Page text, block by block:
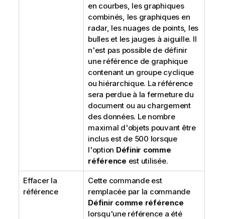
en courbes, les graphiques
combinés, les graphiques en
radar, les nuages de points, les
bulles et les jauges à aiguille. Il
n'est pas possible de définir
une référence de graphique
contenant un groupe cyclique
ou hiérarchique. La référence
sera perdue à la fermeture du
document ou au chargement
des données. Le nombre
maximal d'objets pouvant être
inclus est de 500 lorsque
l'option Définir comme
référence est utilisée.
Effacer la
référence
Cette commande est
remplacée par la commande
Définir comme référence
lorsqu'une référence a été